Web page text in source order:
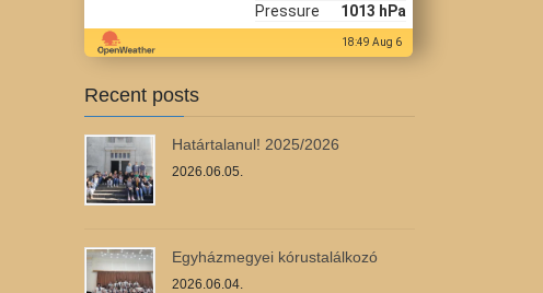
Pressure
1013 hPa
18:49 Aug 6
Recent posts
Határtalanul! 2025/2026
2026.06.05.
Egyházmegyei kórustalálkozó
2026.06.04.